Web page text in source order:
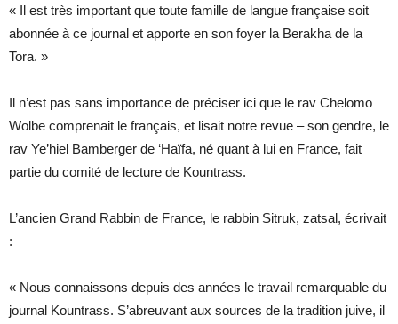
« Il est très important que toute famille de langue française soit
abonnée à ce journal et apporte en son foyer la Berakha de la
Tora. »
Il n’est pas sans importance de préciser ici que le rav Chelomo
Wolbe comprenait le français, et lisait notre revue – son gendre, le
rav Ye’hiel Bamberger de ‘Haïfa, né quant à lui en France, fait
partie du comité de lecture de Kountrass.
L’ancien Grand Rabbin de France, le rabbin Sitruk, zatsal, écrivait
:
« Nous connaissons depuis des années le travail remarquable du
journal Kountrass. S’abreuvant aux sources de la tradition juive, il